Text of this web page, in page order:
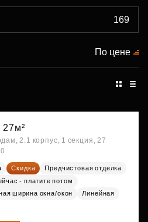
По цене
27м²
2.1 корпус, 1 секция, 27
Скидка
Предчистовая отделка
- платите потом
ширина окна/окон
Линейная